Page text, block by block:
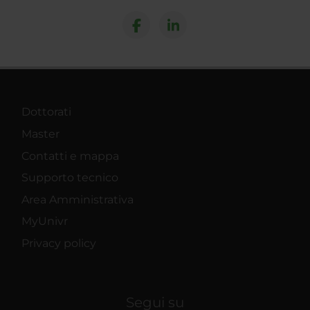
Dottorati
Master
Contatti e mappa
Supporto tecnico
Area Amministrativa
MyUnivr
Privacy policy
Segui su